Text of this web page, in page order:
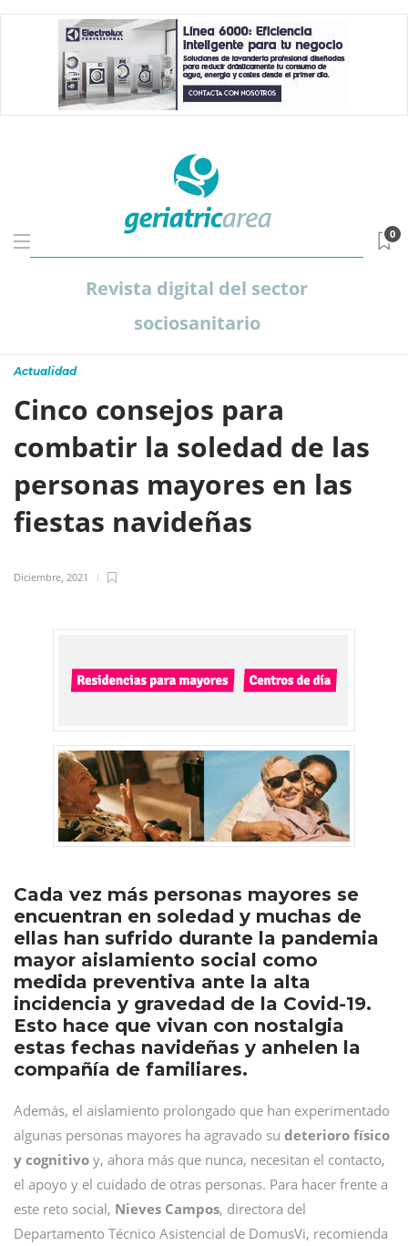
Revista digital del sector
sociosanitario
0
Actualidad
Cinco consejos para
combatir la soledad de las
personas mayores en las
fiestas navideñas
Diciembre, 2021
Cada vez más personas mayores se
encuentran en soledad y muchas de
ellas han sufrido durante la pandemia
mayor aislamiento social como
medida preventiva ante la alta
incidencia y gravedad de la Covid-19.
Esto hace que vivan con nostalgia
estas fechas navideñas y anhelen la
compañía de familiares.
Además, el aislamiento prolongado que han experimentado
algunas personas mayores ha agravado su deterioro físico
y cognitivo y, ahora más que nunca, necesitan el contacto,
el apoyo y el cuidado de otras personas. Para hacer frente a
este reto social, Nieves Campos, directora del
Departamento Técnico Asistencial de DomusVi, recomienda